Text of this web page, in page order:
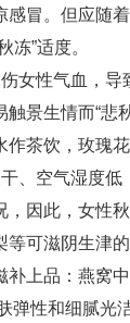
冒。但应随
”适度。
女性气血，
景生情而“
茶饮，玫瑰
、空气湿度
因此，女性
可滋阴生津
上品：燕窝
弹性和细腻光